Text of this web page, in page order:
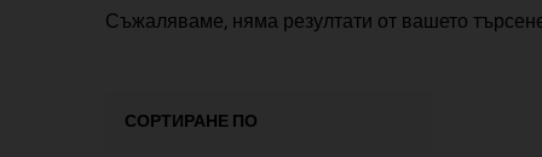
Съжаляваме, няма резултати от вашето
СОРТИРАНЕ ПО